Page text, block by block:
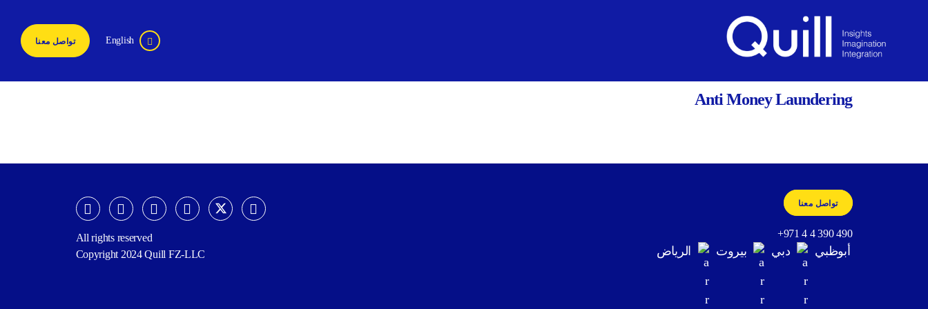
تواصل معنا
English
BACK
Anti Money Laundering
تواصل معنا
+971 4 4 390 490
أبوظبي دبي بيروت الرياض
All rights reserved
Copyright 2024 Quill FZ-LLC